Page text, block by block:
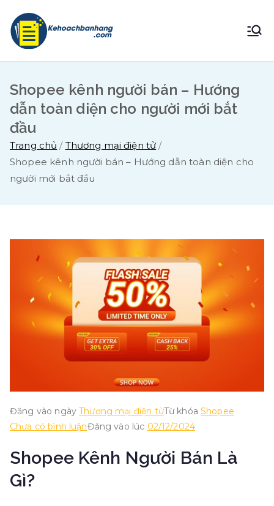
nội
Brandwall |
Digital
Business
Shopee kênh người bán – Hướng
dẫn toàn diện cho người mới bắt
đầu
Trang chủ
Thương mại điện tử
Shopee kênh người bán – Hướng dẫn toàn diện cho
người mới bắt đầu
Đăng vào ngàyThương mại điện tửTừ khóaShopee
Chưa có bình luậntrong
kênh
Đăng vào lúc 02/12/2024
Shopee Kênh Người Bán Là
Gì?